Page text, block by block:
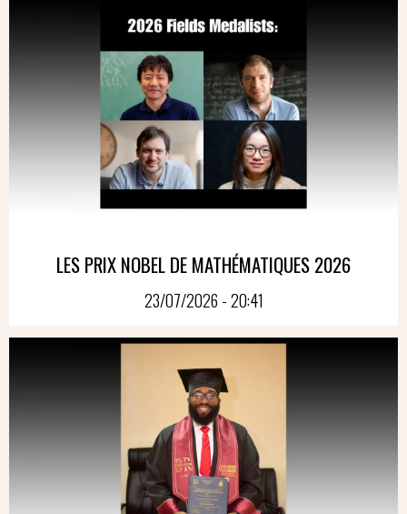
LES PRIX NOBEL DE MATHÉMATIQUES 2026
23/07/2026 - 20:41